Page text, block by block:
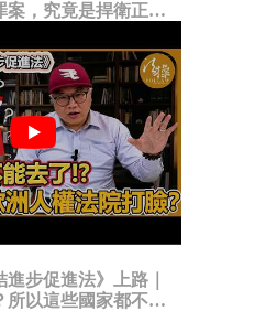
案，究竟是捍衛正義
步促進法》上路｜
所以這些國家都不能